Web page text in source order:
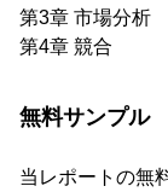
第3章 市場分析
第4章 競合
無料サンプル
当レポートの無